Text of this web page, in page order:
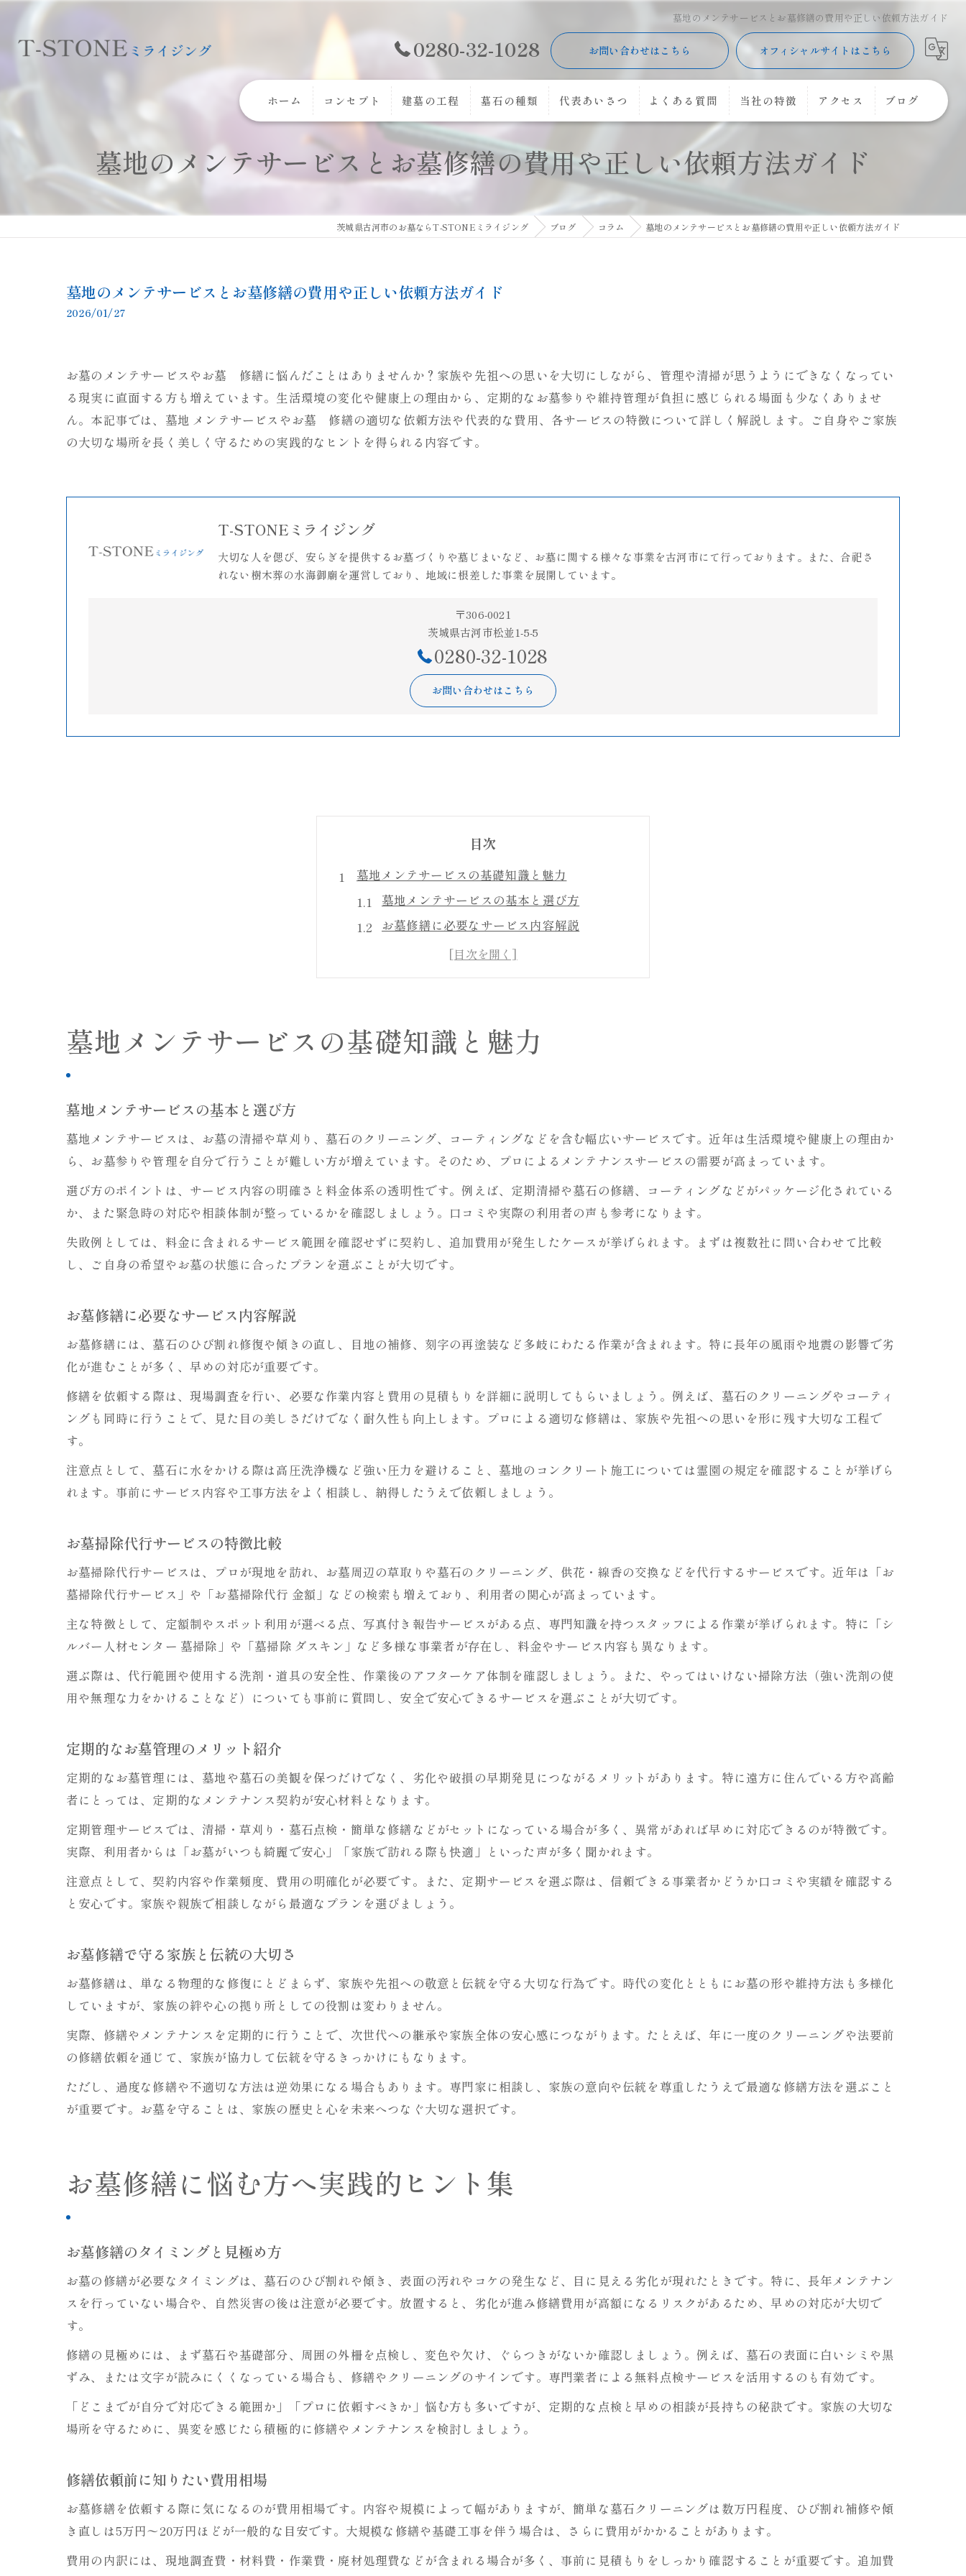
墓地のメンテサービスとお墓修繕の費用や正しい依頼方法ガイド
0280-32-1028 お問い合わせはこちら オフィシャルサイトはこちら
ホーム コンセプト 建墓の工程 墓石の種類 代表あいさつ よくある質問 当社の特徴
樹木葬
コーキング
アクセス ブログ
墓地のメンテサービスとお墓修繕の費用や正しい依頼方法ガイド
茨城県古河市のお墓ならT-STONEミライジング ブログ コラム 墓地のメンテサービスとお墓修繕の費用や正しい依頼方法ガイド
墓地のメンテサービスとお墓修繕の費用や正しい依頼方法ガイド
2026/01/27
お墓のメンテサービスやお墓 修繕に悩んだことはありませんか？家族や先祖への思いを大切にしながら、管理や清掃が思うようにできなくなってい
る現実に直面する方も増えています。生活環境の変化や健康上の理由から、定期的なお墓参りや維持管理が負担に感じられる場面も少なくありませ
ん。本記事では、墓地 メンテサービスやお墓 修繕の適切な依頼方法や代表的な費用、各サービスの特徴について詳しく解説します。ご自身やご家族
の大切な場所を長く美しく守るための実践的なヒントを得られる内容です。
T-STONEミライジング
大切な人を偲び、安らぎを提供するお墓づくりや墓じまいなど、お墓に関する様々な事業を古河市にて行っております。また、合祀さ
れない樹木葬の水海御廟を運営しており、地域に根差した事業を展開しています。
〒306-0021
茨城県古河市松並1-5-5
0280-32-1028
お問い合わせはこちら
目次
墓地メンテサービスの基礎知識と魅力
墓地メンテサービスの基本と選び方
お墓修繕に必要なサービス内容解説
お墓掃除代行サービスの特徴比較
定期的なお墓管理のメリット紹介
お墓修繕に悩む方へ実践的ヒント集
お墓修繕のタイミングと見極め方
お墓掃除代行サービス活用のコツ
お墓修繕業者の信頼性を見極める基準
口コミから学ぶお墓修繕の選び方
お墓修繕にかかる費用の基本知識
お墓掃除代行サービスの相場と内容
費用を抑えるための賢い依頼法
依頼前に知るべき修繕内容のポイント
お墓修繕でチェックすべき劣化部分
コンクリート使用のメリットと注意点
お墓修繕に必要な事前準備を解説
清掃代行サービス活用で手間を削減
お墓掃除代行サービスの流れと特徴
プロによるお墓修繕サポートの利点
定期清掃と修繕の組み合わせ活用術
墓地メンテサービスの基礎知識と魅力
墓地メンテサービスの基本と選び方
墓地メンテサービスは、お墓の清掃や草刈り、墓石のクリーニング、コーティングなどを含む幅広いサービスです。近年は生活環境や健康上の理由か
ら、お墓参りや管理を自分で行うことが難しい方が増えています。そのため、プロによるメンテナンスサービスの需要が高まっています。
選び方のポイントは、サービス内容の明確さと料金体系の透明性です。例えば、定期清掃や墓石の修繕、コーティングなどがパッケージ化されている
か、また緊急時の対応や相談体制が整っているかを確認しましょう。口コミや実際の利用者の声も参考になります。
失敗例としては、料金に含まれるサービス範囲を確認せずに契約し、追加費用が発生したケースが挙げられます。まずは複数社に問い合わせて比較
し、ご自身の希望やお墓の状態に合ったプランを選ぶことが大切です。
お墓修繕に必要なサービス内容解説
お墓修繕には、墓石のひび割れ修復や傾きの直し、目地の補修、刻字の再塗装など多岐にわたる作業が含まれます。特に長年の風雨や地震の影響で劣
化が進むことが多く、早めの対応が重要です。
修繕を依頼する際は、現場調査を行い、必要な作業内容と費用の見積もりを詳細に説明してもらいましょう。例えば、墓石のクリーニングやコーティ
ングも同時に行うことで、見た目の美しさだけでなく耐久性も向上します。プロによる適切な修繕は、家族や先祖への思いを形に残す大切な工程で
す。
注意点として、墓石に水をかける際は高圧洗浄機など強い圧力を避けること、墓地のコンクリート施工については霊園の規定を確認することが挙げら
れます。事前にサービス内容や工事方法をよく相談し、納得したうえで依頼しましょう。
お墓掃除代行サービスの特徴比較
お墓掃除代行サービスは、プロが現地を訪れ、お墓周辺の草取りや墓石のクリーニング、供花・線香の交換などを代行するサービスです。近年は「お
墓掃除代行サービス」や「お墓掃除代行 金額」などの検索も増えており、利用者の関心が高まっています。
主な特徴として、定額制やスポット利用が選べる点、写真付き報告サービスがある点、専門知識を持つスタッフによる作業が挙げられます。特に「シ
ルバー人材センター 墓掃除」や「墓掃除 ダスキン」など多様な事業者が存在し、料金やサービス内容も異なります。
選ぶ際は、代行範囲や使用する洗剤・道具の安全性、作業後のアフターケア体制を確認しましょう。また、やってはいけない掃除方法（強い洗剤の使
用や無理な力をかけることなど）についても事前に質問し、安全で安心できるサービスを選ぶことが大切です。
定期的なお墓管理のメリット紹介
定期的なお墓管理には、墓地や墓石の美観を保つだけでなく、劣化や破損の早期発見につながるメリットがあります。特に遠方に住んでいる方や高齢
者にとっては、定期的なメンテナンス契約が安心材料となります。
定期管理サービスでは、清掃・草刈り・墓石点検・簡単な修繕などがセットになっている場合が多く、異常があれば早めに対応できるのが特徴です。
実際、利用者からは「お墓がいつも綺麗で安心」「家族で訪れる際も快適」といった声が多く聞かれます。
注意点として、契約内容や作業頻度、費用の明確化が必要です。また、定期サービスを選ぶ際は、信頼できる事業者かどうか口コミや実績を確認する
と安心です。家族や親族で相談しながら最適なプランを選びましょう。
お墓修繕で守る家族と伝統の大切さ
お墓修繕は、単なる物理的な修復にとどまらず、家族や先祖への敬意と伝統を守る大切な行為です。時代の変化とともにお墓の形や維持方法も多様化
していますが、家族の絆や心の拠り所としての役割は変わりません。
実際、修繕やメンテナンスを定期的に行うことで、次世代への継承や家族全体の安心感につながります。たとえば、年に一度のクリーニングや法要前
の修繕依頼を通じて、家族が協力して伝統を守るきっかけにもなります。
ただし、過度な修繕や不適切な方法は逆効果になる場合もあります。専門家に相談し、家族の意向や伝統を尊重したうえで最適な修繕方法を選ぶこと
が重要です。お墓を守ることは、家族の歴史と心を未来へつなぐ大切な選択です。
お墓修繕に悩む方へ実践的ヒント集
お墓修繕のタイミングと見極め方
お墓の修繕が必要なタイミングは、墓石のひび割れや傾き、表面の汚れやコケの発生など、目に見える劣化が現れたときです。特に、長年メンテナン
スを行っていない場合や、自然災害の後は注意が必要です。放置すると、劣化が進み修繕費用が高額になるリスクがあるため、早めの対応が大切で
す。
修繕の見極めには、まず墓石や基礎部分、周囲の外柵を点検し、変色や欠け、ぐらつきがないか確認しましょう。例えば、墓石の表面に白いシミや黒
ずみ、または文字が読みにくくなっている場合も、修繕やクリーニングのサインです。専門業者による無料点検サービスを活用するのも有効です。
「どこまでが自分で対応できる範囲か」「プロに依頼すべきか」悩む方も多いですが、定期的な点検と早めの相談が長持ちの秘訣です。家族の大切な
場所を守るために、異変を感じたら積極的に修繕やメンテナンスを検討しましょう。
修繕依頼前に知りたい費用相場
お墓修繕を依頼する際に気になるのが費用相場です。内容や規模によって幅がありますが、簡単な墓石クリーニングは数万円程度、ひび割れ補修や傾
き直しは5万円〜20万円ほどが一般的な目安です。大規模な修繕や基礎工事を伴う場合は、さらに費用がかかることがあります。
費用の内訳には、現地調査費・材料費・作業費・廃材処理費などが含まれる場合が多く、事前に見積もりをしっかり確認することが重要です。追加費